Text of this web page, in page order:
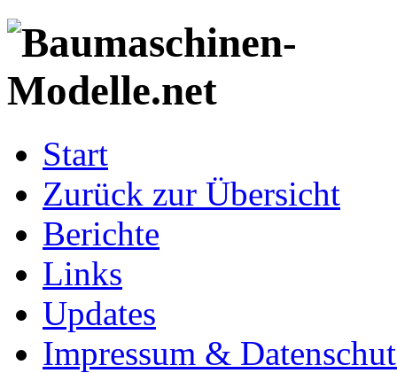
Start
Zurück zur Übersicht
Berichte
Links
Updates
Impressum &